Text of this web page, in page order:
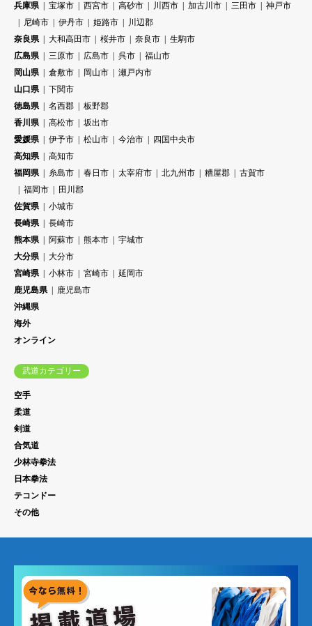
兵庫県
宝塚市 西宮市 高砂市 川西市 加古川市 三田市
神戸市
尼崎市
伊丹市 姫路市
川辺郡
奈良県
大和高田市 桜井市 奈良市
生駒市
広島県
三原市 広島市 呉市
福山市
岡山県
倉敷市 岡山市
瀬戸内市
山口県
下関市
徳島県
名西郡
板野郡
香川県
高松市
坂出市
愛媛県
伊予市 松山市 今治市
四国中央市
高知県
高知市
福岡県
糸島市 春日市 太宰府市 北九州市 糟屋郡
古賀市
福岡市
田川郡
佐賀県
小城市
長崎県
長崎市
熊本県
阿蘇市 熊本市
宇城市
大分県
大分市
宮崎県
小林市 宮崎市
延岡市
鹿児島県
鹿児島市
沖縄県
海外
オンライン
武道カテゴリー
空手
柔道
剣道
合気道
少林寺拳法
日本拳法
テコンドー
その他